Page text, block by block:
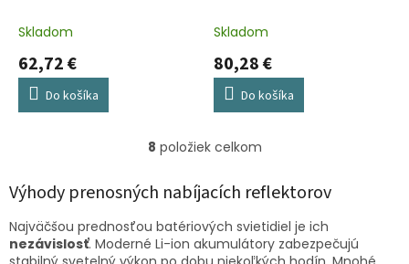
Skladom
62,72 €
Do košíka
Skladom
80,28 €
Do košíka
O
l
d
a
c
8 položiek celkom
Výhody prenosných nabíjacích reflektorov
Najväčšou prednosťou batériových svietidiel je ich
nezávislosť. Moderné Li-ion akumulátory zabezpečujú